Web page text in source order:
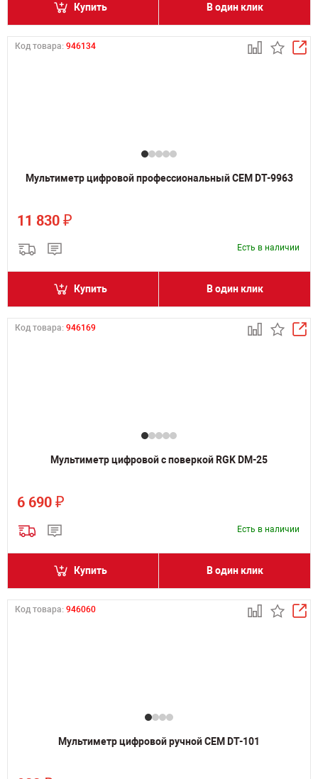
Купить В один клик
Код товара: 946134
Мультиметр цифровой профессиональный CEM DT-9963
11 830 ₽
Есть в наличии
Купить В один клик
Код товара: 946169
Мультиметр цифровой с поверкой RGK DM-25
6 690 ₽
Есть в наличии
Купить В один клик
Код товара: 946060
Мультиметр цифровой ручной CEM DT-101